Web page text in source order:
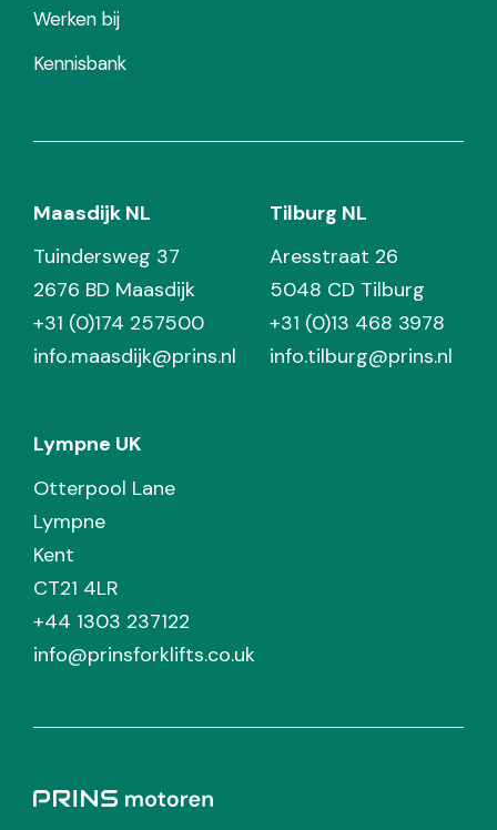
Werken bij
Kennisbank
Maasdijk NL
Tuindersweg 37
2676 BD Maasdijk
+31 (0)174 257500
info.maasdijk@prins.nl
Tilburg NL
Aresstraat 26
5048 CD Tilburg
+31 (0)13 468 3978
info.tilburg@prins.nl
Lympne UK
Otterpool Lane
Lympne
Kent
CT21 4LR
+44 1303 237122
info@prinsforklifts.co.uk